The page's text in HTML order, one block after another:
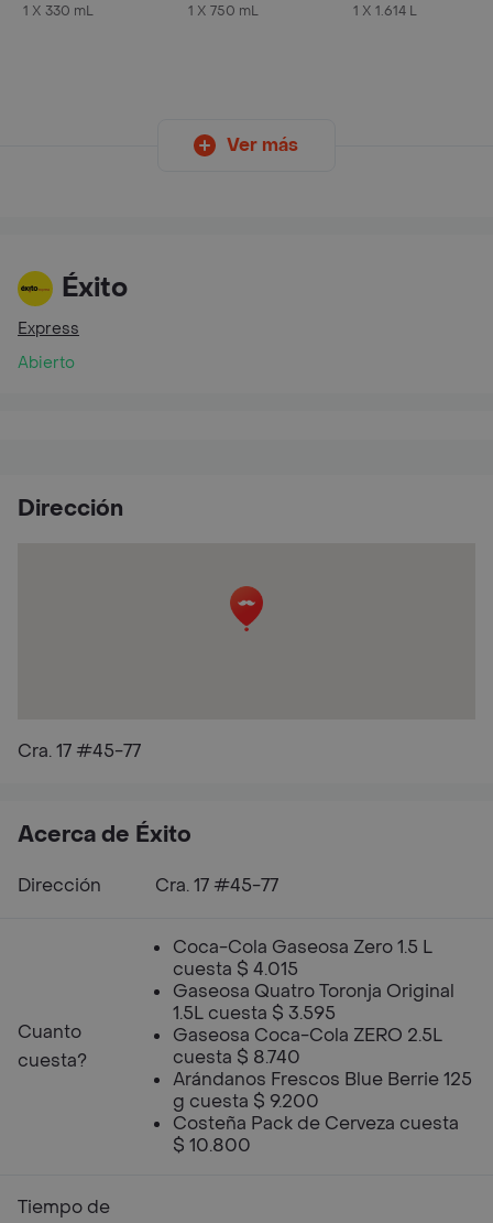
Lata 330 ML X6 Unds
1 X 330 mL 750 ml
1 X 750 mL 1 X 1.614 L
Ver más
Éxito
Express
Abierto
Dirección
Cra. 17 #45-77
Acerca de Éxito
Dirección Cra. 17 #45-77
Cuanto
cuesta?
Coca-Cola Gaseosa Zero 1.5 L
cuesta $ 4.015
Gaseosa Quatro Toronja Original
1.5L cuesta $ 3.595
Gaseosa Coca-Cola ZERO 2.5L
cuesta $ 8.740
Arándanos Frescos Blue Berrie 125
g cuesta $ 9.200
Costeña Pack de Cerveza cuesta
$ 10.800
Tiempo de